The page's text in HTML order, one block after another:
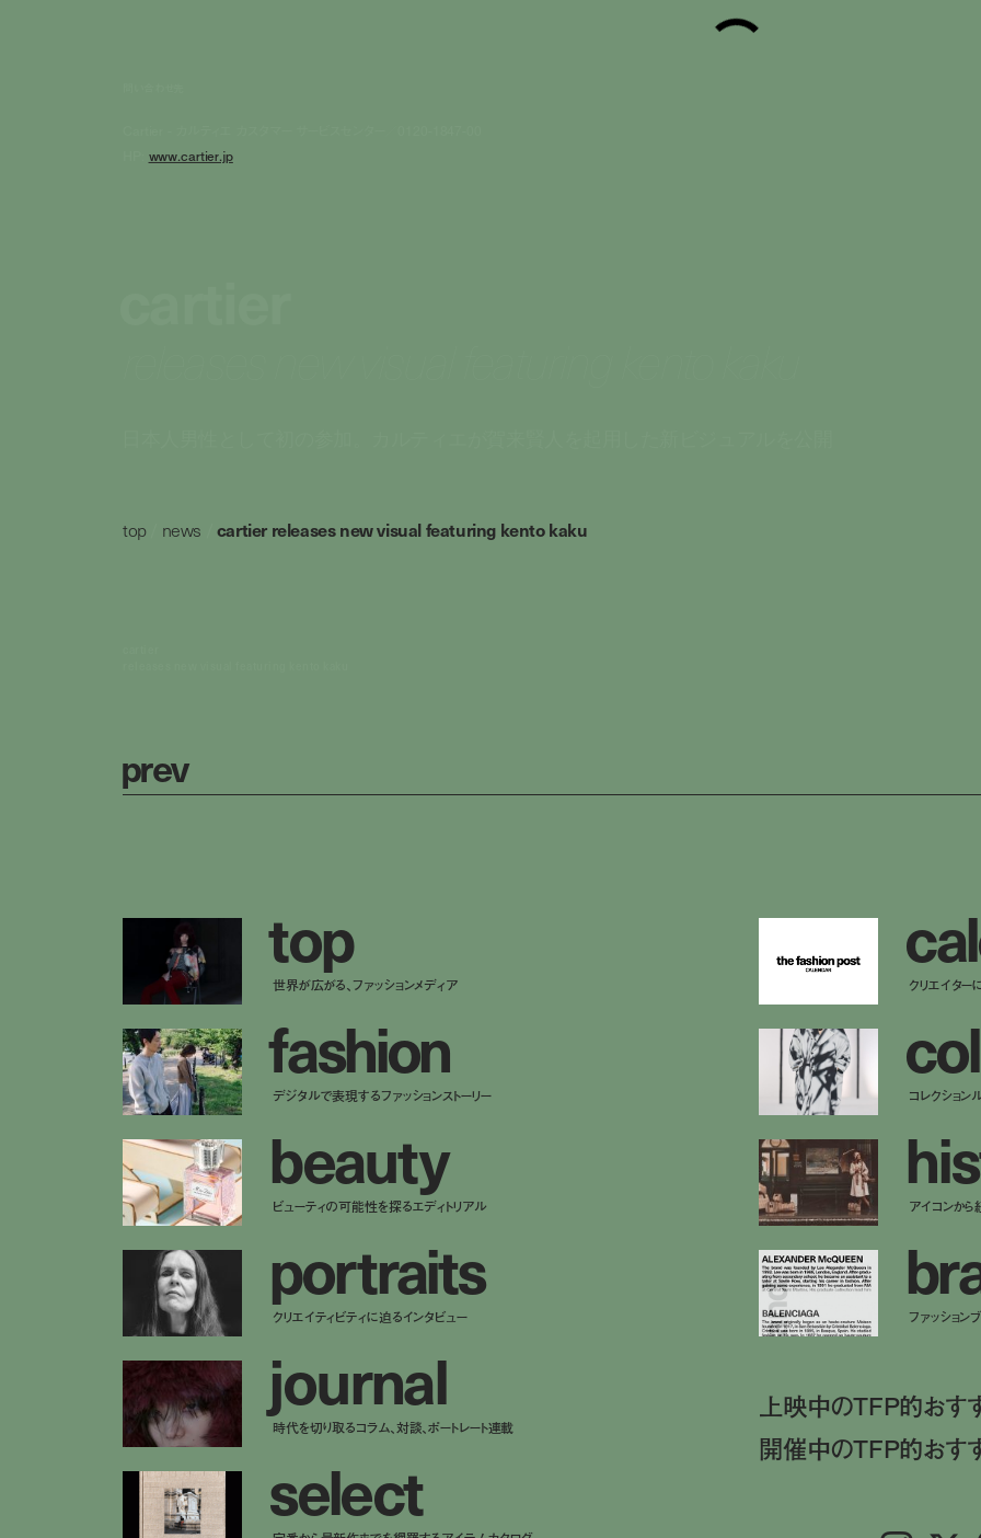
www.cartier.jp
top/ news cartier releases new visual featuring kento kaku
prev
top
世界が広がる、ファッションメディア
fashion
デジタルで表現するファッションストーリー
beauty
ビューティの可能性を探るエディトリアル
portraits
クリエイティビティに迫るインタビュー
journal
時代を切り取るコラム、対談、ポートレート連載
select
cal
クリエイター
col
コレクション
his
アイコンから
br
ファッション
上映中のTFP的おす
開催中のTFP的おす